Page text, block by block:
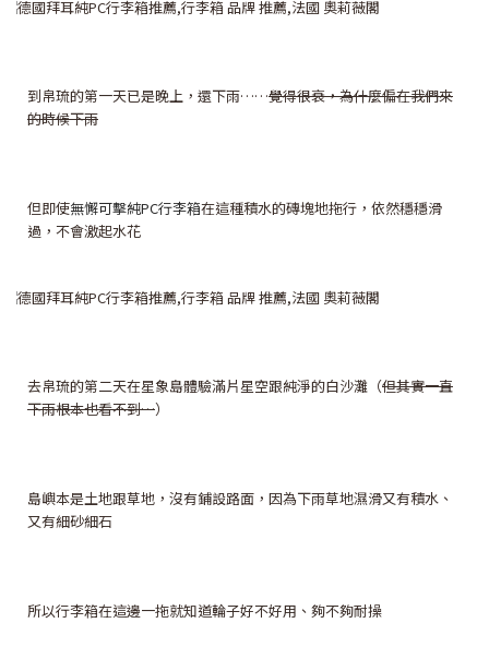
到帛琉的第一天已是晚上，還下雨……覺得很衰，為什麼偏在我們來
的時候下雨
但即使無懈可擊純PC行李箱在這種積水的磚塊地拖行，依然穩穩滑
過，不會激起水花
去帛琉的第二天在星象島體驗滿片星空跟純淨的白沙灘（但其實一直
下雨根本也看不到…）
島嶼本是土地跟草地，沒有鋪設路面，因為下雨草地濕滑又有積水、
又有細砂細石
所以行李箱在這邊一拖就知道輪子好不好用、夠不夠耐操